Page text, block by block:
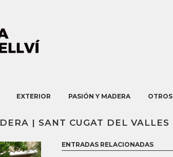
EXTERIOR PASIÓN Y MADERA OTROS
| SANT CUGAT DEL VALLES
ENTRADAS RELACIONADAS